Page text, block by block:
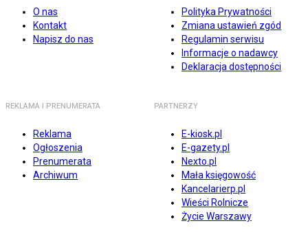
O nas
Kontakt
Napisz do nas
Polityka Prywatności
Zmiana ustawień zgód
Regulamin serwisu
Informacje o nadawcy
Deklaracja dostępności
REKLAMA I PRENUMERATA
Reklama
Ogłoszenia
Prenumerata
Archiwum
PARTNERZY
E-kiosk.pl
E-gazety.pl
Nexto.pl
Mała księgowość
Kancelarierp.pl
Wieści Rolnicze
Życie Warszawy